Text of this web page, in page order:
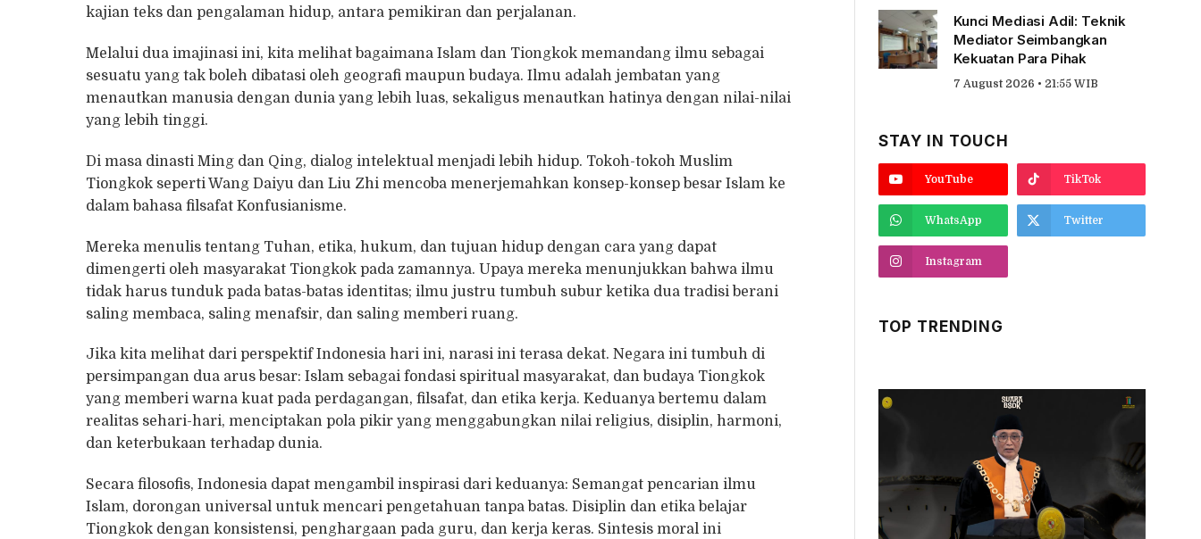
kajian teks dan pengalaman hidup, antara pemikiran dan perjalanan.
Melalui dua imajinasi ini, kita melihat bagaimana Islam dan Tiongkok memandang ilmu sebagai
sesuatu yang tak boleh dibatasi oleh geografi maupun budaya. Ilmu adalah jembatan yang
menautkan manusia dengan dunia yang lebih luas, sekaligus menautkan hatinya dengan nilai-nilai
yang lebih tinggi.
Di masa dinasti Ming dan Qing, dialog intelektual menjadi lebih hidup. Tokoh-tokoh Muslim
Tiongkok seperti Wang Daiyu dan Liu Zhi mencoba menerjemahkan konsep-konsep besar Islam ke
dalam bahasa filsafat Konfusianisme.
Mereka menulis tentang Tuhan, etika, hukum, dan tujuan hidup dengan cara yang dapat
dimengerti oleh masyarakat Tiongkok pada zamannya. Upaya mereka menunjukkan bahwa ilmu
tidak harus tunduk pada batas-batas identitas; ilmu justru tumbuh subur ketika dua tradisi berani
saling membaca, saling menafsir, dan saling memberi ruang.
Jika kita melihat dari perspektif Indonesia hari ini, narasi ini terasa dekat. Negara ini tumbuh di
persimpangan dua arus besar: Islam sebagai fondasi spiritual masyarakat, dan budaya Tiongkok
yang memberi warna kuat pada perdagangan, filsafat, dan etika kerja. Keduanya bertemu dalam
realitas sehari-hari, menciptakan pola pikir yang menggabungkan nilai religius, disiplin, harmoni,
dan keterbukaan terhadap dunia.
Secara filosofis, Indonesia dapat mengambil inspirasi dari keduanya: Semangat pencarian ilmu
Islam, dorongan universal untuk mencari pengetahuan tanpa batas. Disiplin dan etika belajar
Tiongkok dengan konsistensi, penghargaan pada guru, dan kerja keras. Sintesis moral ini
Kunci Mediasi Adil: Teknik
Mediator Seimbangkan
Kekuatan Para Pihak
7 August 2026 • 21:55 WIB
STAY IN TOUCH
YouTube TikTok
WhatsApp Twitter
Instagram
TOP TRENDING